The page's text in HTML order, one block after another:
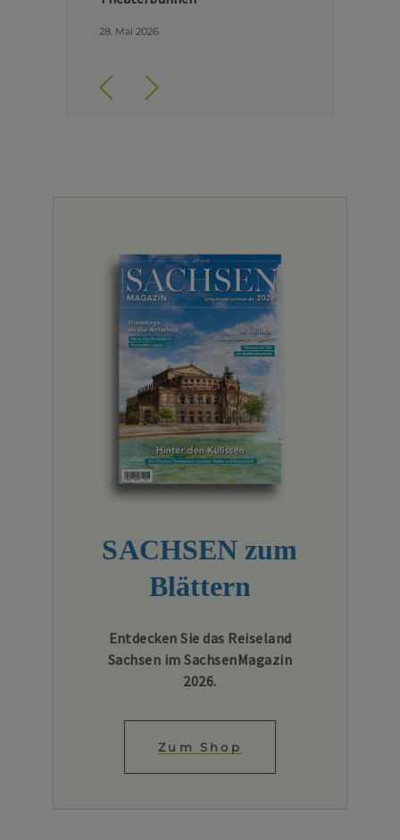
29. April 2026
SACHSEN zum
Blättern
Entdecken Sie das Reiseland
Sachsen im SachsenMagazin
2026.
Zum Shop